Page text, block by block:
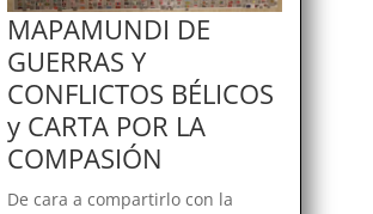
MAPAMUNDI DE
GUERRAS Y
CONFLICTOS BÉLICOS
y CARTA POR LA
COMPASIÓN
De cara a compartirlo con la